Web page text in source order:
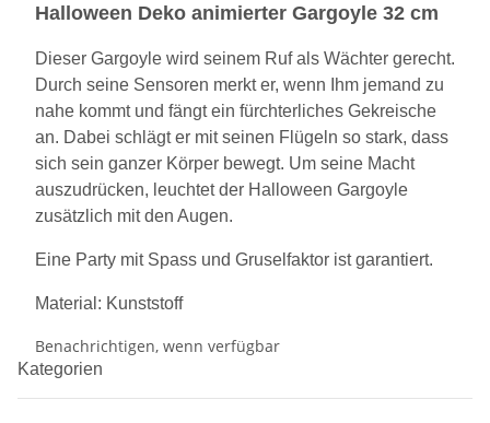
Halloween Deko animierter Gargoyle 32 cm
Dieser Gargoyle wird seinem Ruf als Wächter gerecht.
Durch seine Sensoren merkt er, wenn Ihm jemand zu
nahe kommt und fängt ein fürchterliches Gekreische
an. Dabei schlägt er mit seinen Flügeln so stark, dass
sich sein ganzer Körper bewegt. Um seine Macht
auszudrücken, leuchtet der Halloween Gargoyle
zusätzlich mit den Augen.
Eine Party mit Spass und Gruselfaktor ist garantiert.
Material: Kunststoff
Benachrichtigen, wenn verfügbar
Kategorien